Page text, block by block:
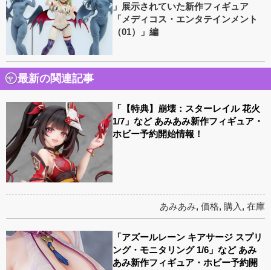
」展示されていた新作フィギュア
「メディコス・エンタテインメント
（01）」編
最新の関連記事
「【特典】崩壊：スターレイル 花火
1/7」など あみあみ新作フィギュア・
ホビー予約開始情報！
あみあみ, 価格, 購入 , 在庫
「アズールレーン キアサージ スプリ
ング・モニタリング 1/6」など あみ
あみ新作フィギュア・ホビー予約開